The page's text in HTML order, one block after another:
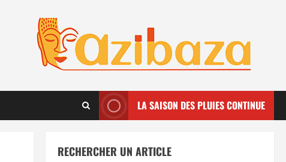
LA SAISON DES PLUIES CONTINUE
RECHERCHER UN ARTICLE